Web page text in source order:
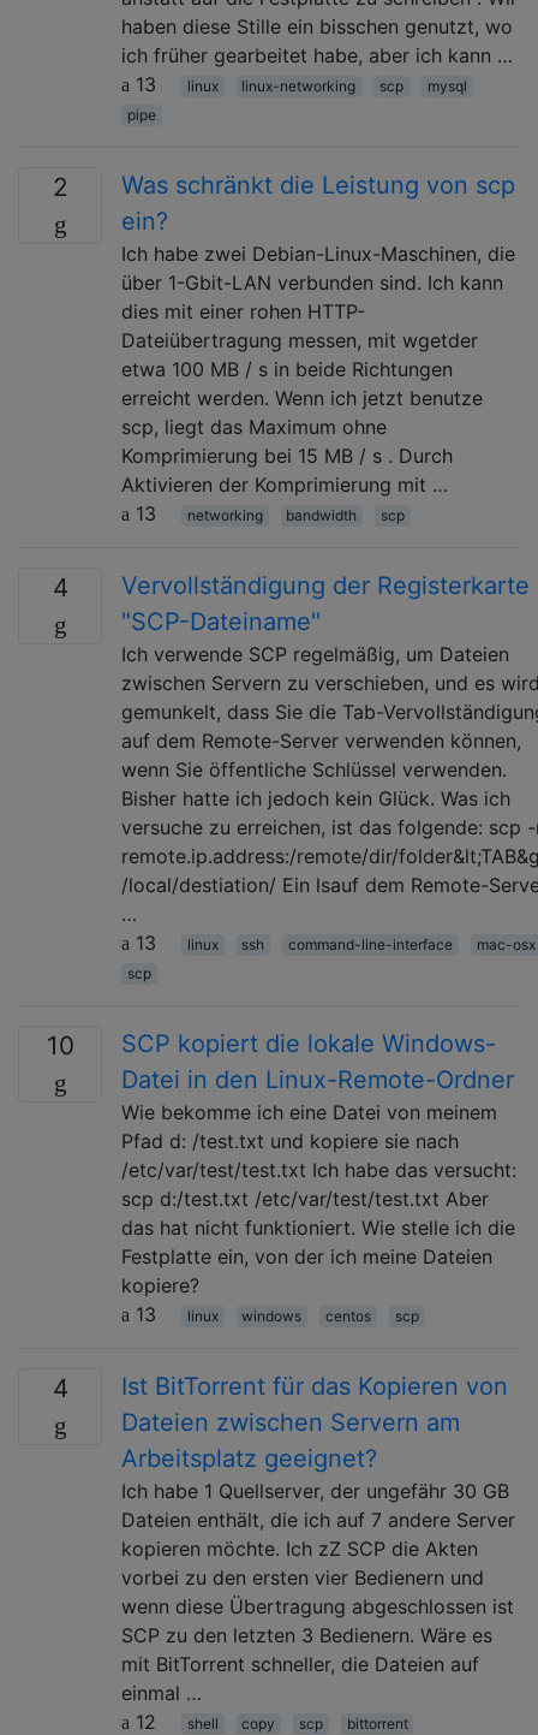
haben diese Stille ein bisschen genutzt, wo
ich früher gearbeitet habe, aber ich kann …
13
linux linux-networking scp
mysql
pipe
2
Was schränkt die Leistung von scp
ein?
Ich habe zwei Debian-Linux-Maschinen, die
über 1-Gbit-LAN ​​verbunden sind. Ich kann
dies mit einer rohen HTTP-
Dateiübertragung messen, mit wgetder
etwa 100 MB / s in beide Richtungen
erreicht werden. Wenn ich jetzt benutze
scp, liegt das Maximum ohne
Komprimierung bei 15 MB / s . Durch
Aktivieren der Komprimierung mit …
13
networking bandwidth scp
4
Vervollständigung der Registerkarte
"SCP-Dateiname"
Ich verwende SCP regelmäßig, um Dateien
zwischen Servern zu verschieben, und es
gemunkelt, dass Sie die Tab-
auf dem Remote-Server verwenden können,
wenn Sie öffentliche Schlüssel verwenden.
Bisher hatte ich jedoch kein Glück. Was ich
versuche zu erreichen, ist das folgende: scp
remote.ip.address:/remote/dir/
/local/destiation/ Ein lsauf dem Remote-
…
13
linux ssh command-line-interface
mac-osx
scp
10
SCP kopiert die lokale Windows-
Datei in den Linux-Remote-Ordner
Wie bekomme ich eine Datei von meinem
Pfad d: /test.txt und kopiere sie nach
/etc/var/test/test.txt Ich habe das versucht:
scp d:/test.txt /etc/var/test/test.txt Aber
das hat nicht funktioniert. Wie stelle ich die
Festplatte ein, von der ich meine Dateien
kopiere?
13
linux windows centos scp
4
Ist BitTorrent für das Kopieren von
Dateien zwischen Servern am
Arbeitsplatz geeignet?
Ich habe 1 Quellserver, der ungefähr 30 GB
Dateien enthält, die ich auf 7 andere Server
kopieren möchte. Ich zZ SCP die Akten
vorbei zu den ersten vier Bedienern und
wenn diese Übertragung abgeschlossen ist
SCP zu den letzten 3 Bedienern. Wäre es
mit BitTorrent schneller, die Dateien auf
einmal …
12
shell copy scp bittorrent